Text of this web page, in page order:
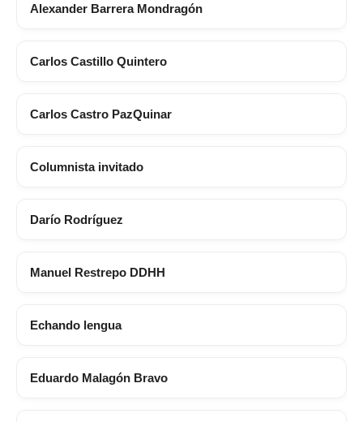
Alexander Barrera Mondragón
Carlos Castillo Quintero
Carlos Castro PazQuinar
Columnista invitado
Darío Rodríguez
Manuel Restrepo DDHH
Echando lengua
Eduardo Malagón Bravo